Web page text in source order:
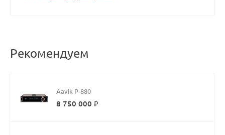
Рекомендуем
Aavik P-880
8 750 000 ₽